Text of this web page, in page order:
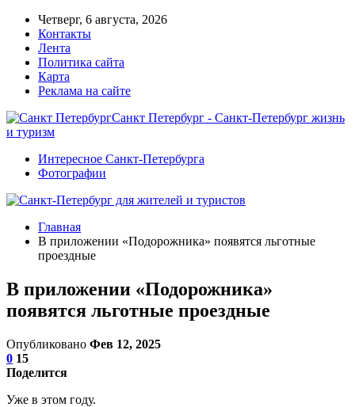
Четверг, 6 августа, 2026
Контакты
Лента
Политика сайта
Карта
Реклама на сайте
Санкт Петербург - Санкт-Петербург жизнь
и туризм
Интересное Санкт-Петербурга
Фотографии
Главная
В приложении «Подорожника» появятся льготные
проездные
В приложении «Подорожника»
появятся льготные проездные
Опубликовано Фев 12, 2025
0 15
Поделится
Уже в этом году.